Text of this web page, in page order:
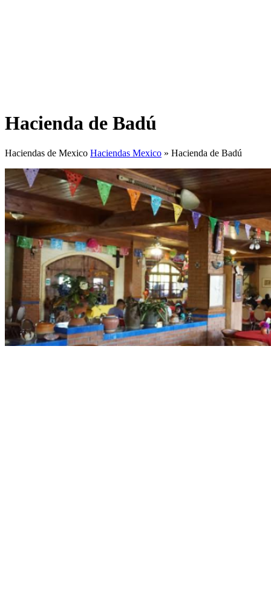
Hacienda de Badú
Haciendas de Mexico Haciendas Mexico » Hacienda de Badú